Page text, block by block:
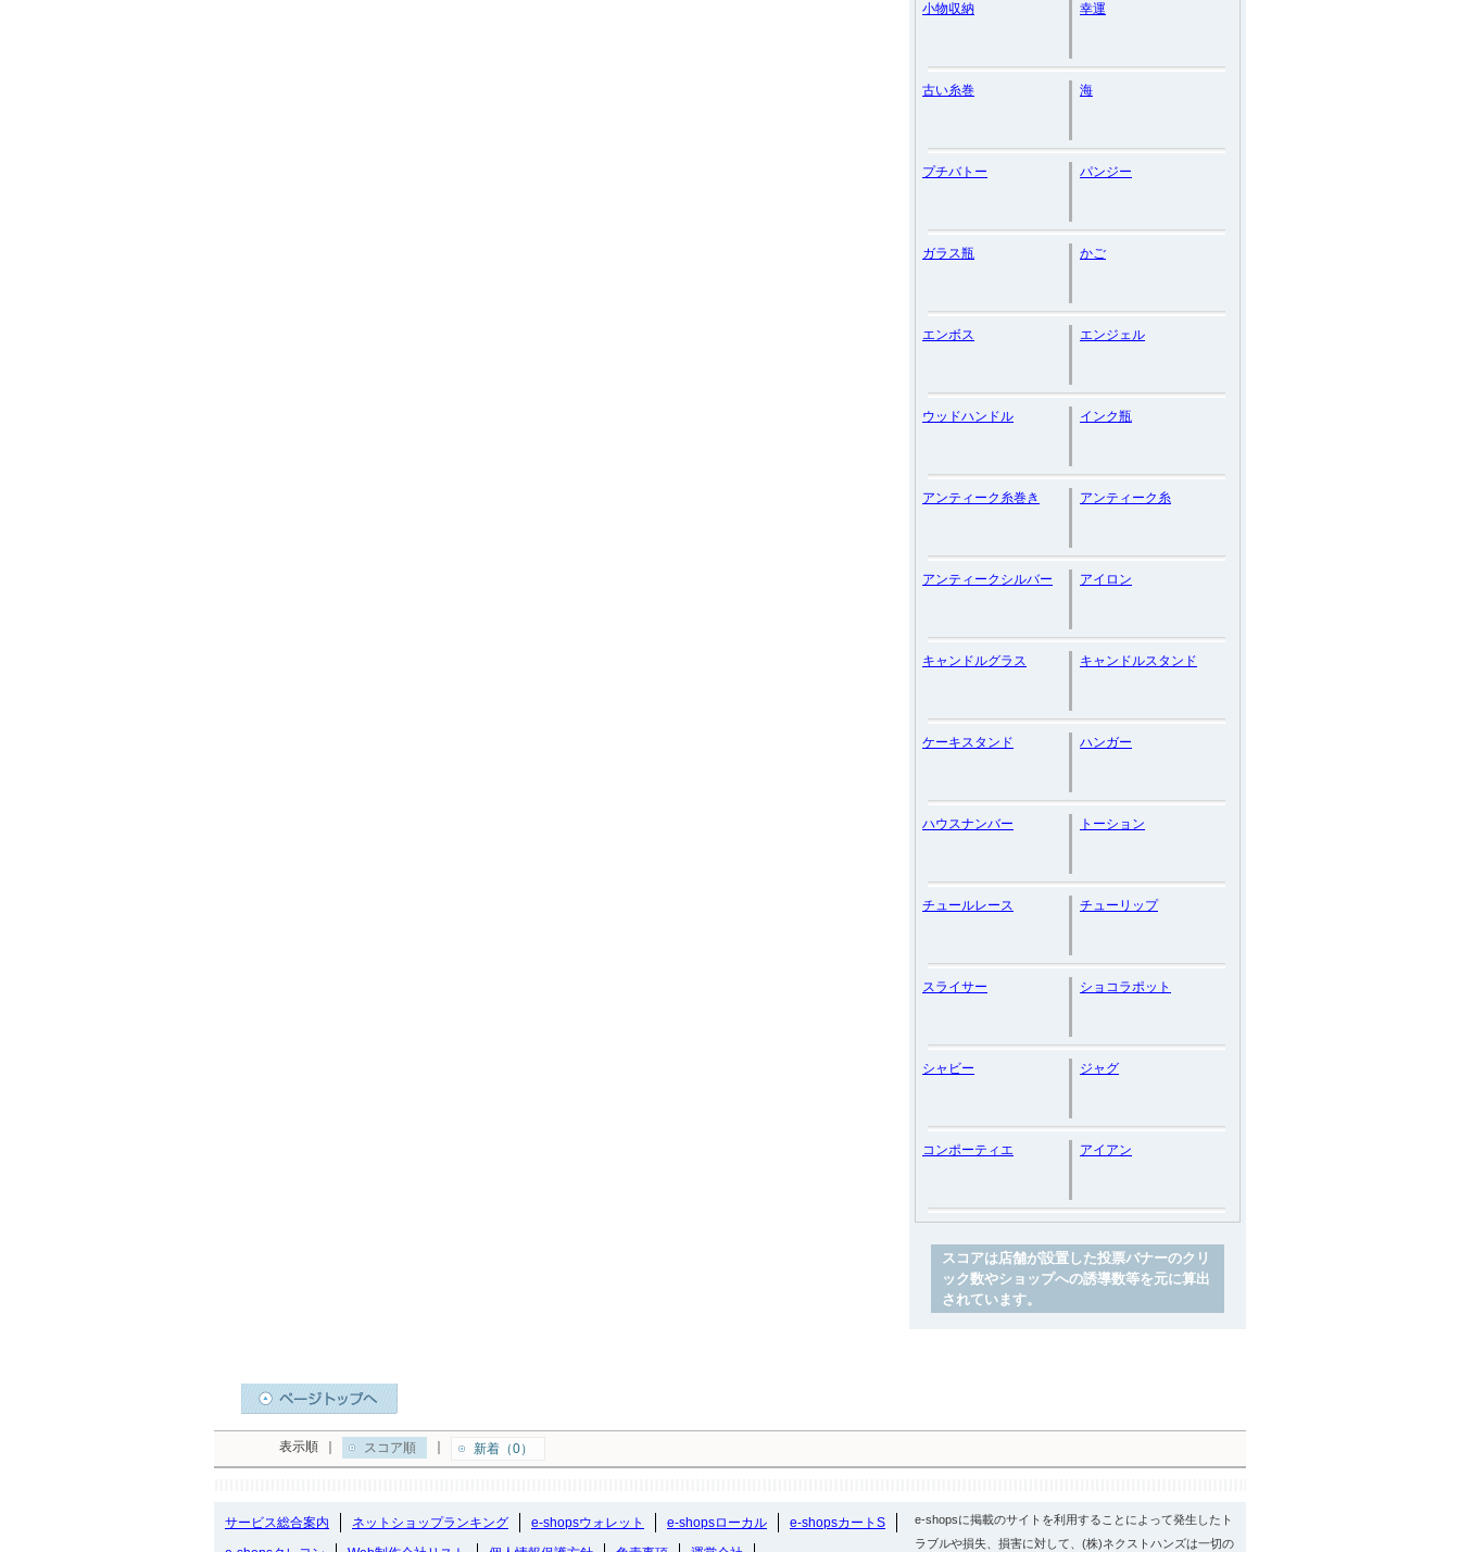
小物収納 幸運
古い糸巻 海
プチバトー パンジー
ガラス瓶 かご
エンボス エンジェル
ウッドハンドル インク瓶
アンティーク糸巻き アンティーク糸
アンティークシルバー アイロン
キャンドルグラス キャンドルスタンド
ケーキスタンド ハンガー
ハウスナンバー トーション
チュールレース チューリップ
スライサー ショコラポット
シャビー ジャグ
コンポーティエ アイアン
スコアは店舗が設置した投票バナーのクリ
ック数やショップへの誘導数等を元に算出
されています。
表示順 スコア順 新着（0）
サービス総合案内 ネットショップランキング e-shopsウォレット e-shopsローカル
e-shopsカートS
e-shopsに掲載のサイトを利用することによって発生したト
ラブルや損失、損害に対して、(株)ネクストハンズは一切の